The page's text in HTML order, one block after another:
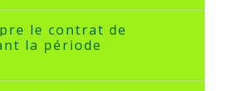
le contrat de
la période